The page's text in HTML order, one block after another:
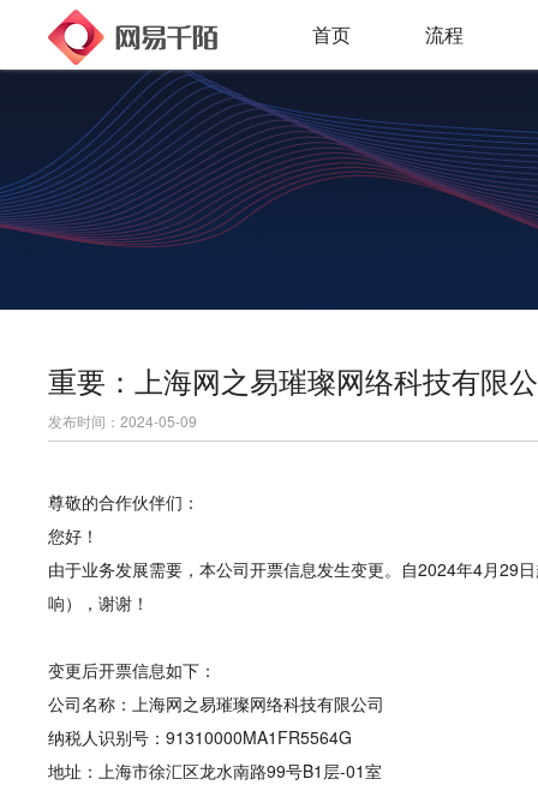
首页 流程
重要：上海网之易璀璨网络科技有限
发布时间：2024-05-09
尊敬的合作伙伴们：
您好！
由于业务发展需要，本公司开票信息发生变更。自2024年4月29
响），谢谢！
变更后开票信息如下：
公司名称：上海网之易璀璨网络科技有限公司
纳税人识别号：91310000MA1FR5564G
地址：上海市徐汇区龙水南路99号B1层-01室